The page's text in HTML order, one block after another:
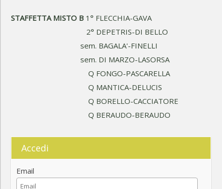
STAFFETTA MISTO B 1° FLECCHIA-GAVA
2° DEPETRIS-DI BELLO
sem. BAGALA'-FINELLI
sem. DI MARZO-LASORSA
Q FONGO-PASCARELLA
Q MANTICA-DELUCIS
Q BORELLO-CACCIATORE
Q BERAUDO-BERAUDO
Accedi
Email